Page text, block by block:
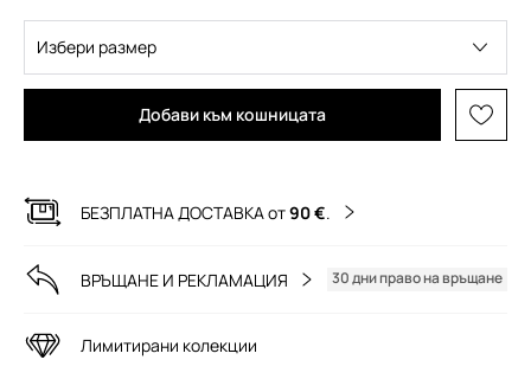
Избери размер
Добави към кошницата
БЕЗПЛАТНА ДОСТАВКА от90 €.
ВРЪЩАНЕ И РЕКЛАМАЦИЯ 30 дни право на връщане
Лимитирани колекции